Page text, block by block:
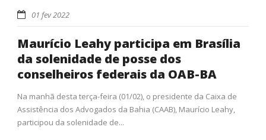
01 fev 2022
Maurício Leahy participa em Brasília
da solenidade de posse dos
conselheiros federais da OAB-BA
Na manhã desta terça-feira (01/02), o presidente da Caixa de
Assistência dos Advogados da Bahia (CAAB), Maurício Leahy,
participou da solenidade de...